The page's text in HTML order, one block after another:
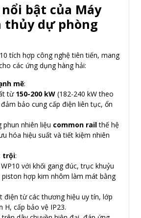
bật của Máy
thủy dự phòng
tích hợp công nghệ tiên tiến, mang
các ứng dụng hàng hải:
mẽ:
từ 150-200 kW (182-240 kW theo
bảo cung cấp điện liên tục, ổn
phun nhiên liệu common railthế hệ
hóa hiệu suất và tiết kiệm nhiên
trội:
với khối gang đúc, trục khuỷu
piston hợp kim nhôm làm mát bằng
điện từ các thương hiệu uy tín, lớp
H, cấp bảo vệ IP23.